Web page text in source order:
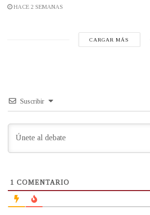
HACE 2 SEMANAS
CARGAR MÁS
Suscribir
1 COMENTARIO